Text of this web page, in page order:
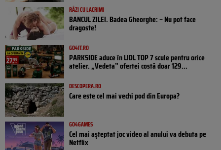
RÂZI CU LACRIMI
BANCUL ZILEI. Badea Gheorghe: – Nu pot face
dragoste!
GO4IT.RO
PARKSIDE aduce în LIDL TOP 7 scule pentru orice
atelier. „Vedeta” ofertei costă doar 129...
DESCOPERA.RO
Care este cel mai vechi pod din Europa?
GO4GAMES
Cel mai așteptat joc video al anului va debuta pe
Netflix